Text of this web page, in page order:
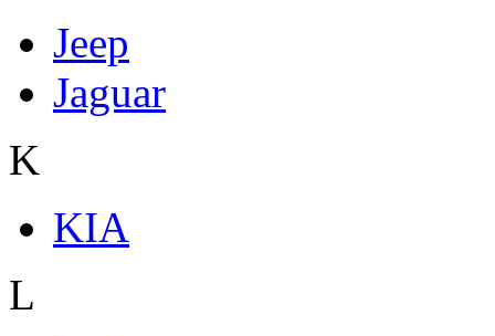
Jeep
Jaguar
K
KIA
L